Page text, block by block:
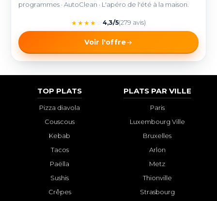
programmes · AutoClean · L'apéro de l'été à la maison.
★★★★ 4,3/5(279 avis)
Voir l'offre
TOP PLATS
Pizza diavola
Couscous
Kebab
Tacos
Paëlla
Sushis
Crêpes
PLATS PAR VILLE
Paris
Luxembourg Ville
Bruxelles
Arlon
Metz
Thionville
Strasbourg